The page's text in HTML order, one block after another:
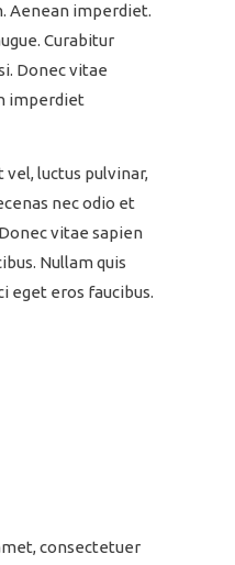
Aenean imperdiet.
Curabitur
Donec vitae
imperdiet
vel, luctus pulvinar,
nec odio et
vitae sapien
Nullam quis
eget eros faucibus.
consectetuer